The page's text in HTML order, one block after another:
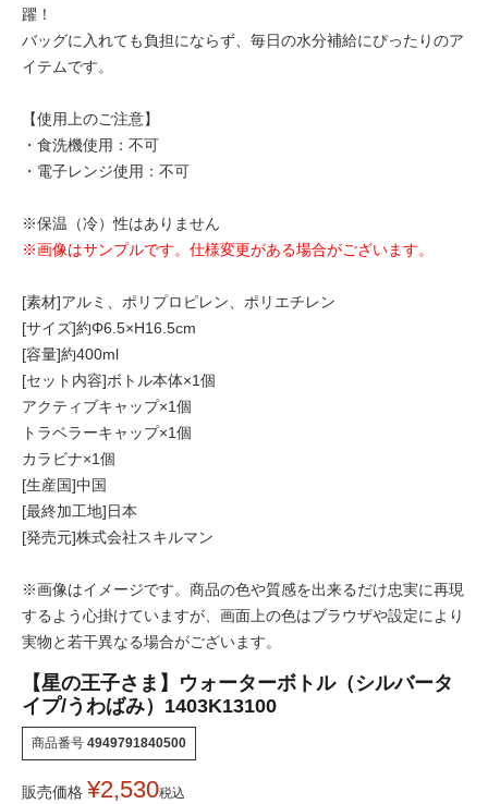
躍！
バッグに入れても負担にならず、毎日の水分補給にぴったりのア
イテムです。
【使用上のご注意】
・食洗機使用：不可
・電子レンジ使用：不可
※保温（冷）性はありません
※画像はサンプルです。仕様変更がある場合がございます。
[素材]アルミ、ポリプロピレン、ポリエチレン
[サイズ]約Φ6.5×H16.5cm
[容量]約400ml
[セット内容]ボトル本体×1個
アクティブキャップ×1個
トラベラーキャップ×1個
カラビナ×1個
[生産国]中国
[最終加工地]日本
[発売元]株式会社スキルマン
※画像はイメージです。商品の色や質感を出来るだけ忠実に再現
するよう心掛けていますが、画面上の色はブラウザや設定により
実物と若干異なる場合がございます。
【星の王子さま】ウォーターボトル（シルバータ
イプ/うわばみ）1403K13100
商品番号 4949791840500
販売価格 ¥2,530税込